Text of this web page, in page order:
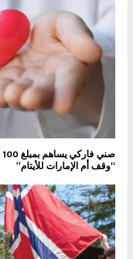
“وقف أم الإمارات للأيتام”